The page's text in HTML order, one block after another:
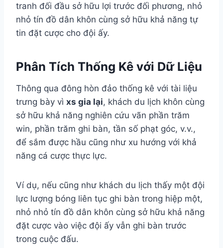
tranh đối đầu sở hữu lợi trước đối phương, nhỏ
nhỏ tín đồ dân khôn cùng sở hữu khả năng tự
tin đặt cược cho đội ấy.
Phân Tích Thống Kê với Dữ Liệu
Thông qua đông hòn đảo thống kê với tài liệu
trưng bày vì xs gia lại, khách du lịch khôn cùng
sở hữu khả năng nghiên cứu vãn phần trăm
win, phần trăm ghi bàn, tần số phạt góc, v.v.,
để sắm được hầu cũng như xu hướng với khả
năng cá cược thực lực.
Ví dụ, nếu cũng như khách du lịch thấy một đội
lực lượng bóng liên tục ghi bàn trong hiệp một,
nhỏ nhỏ tín đồ dân khôn cùng sở hữu khả năng
đặt cược vào việc đội ấy vẫn ghi bàn trước
trong cuộc đấu.